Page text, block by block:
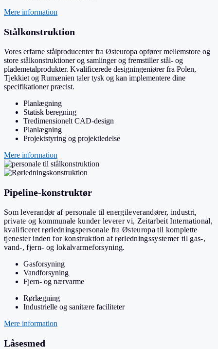
Mere information
Stålkonstruktion
Vores erfarne stålproducenter fra Østeuropa opfører mellemstore og
store stålkonstruktionerog samlinger og fremstillerstål- og
plademetalprodukter. Kvalificerede designingeniører fra Polen,
Tjekkiet og Rumænien taler tysk og kan implementere dine
specifikationer præcist.
Planlægning
Statisk beregning
Tredimensionelt CAD-design
Planlægning
Projektstyring og projektledelse
Mere information
Pipeline-konstruktør
Som leverandør af personale til energileverandører, industri,
private og kommunale kunder leverer vi, Zeitarbeit International,
kvalificeret rørledningspersonale fra Østeuropa til komplette
tjenester inden for konstruktion af rørledningssystemer til gas-,
vand-, fjern- og lokalvarmeforsyning.
Gasforsyning
Vandforsyning
Fjern- og nærvarme
Rørlægning
Industrielle og sanitære faciliteter
Mere information
Låsesmed